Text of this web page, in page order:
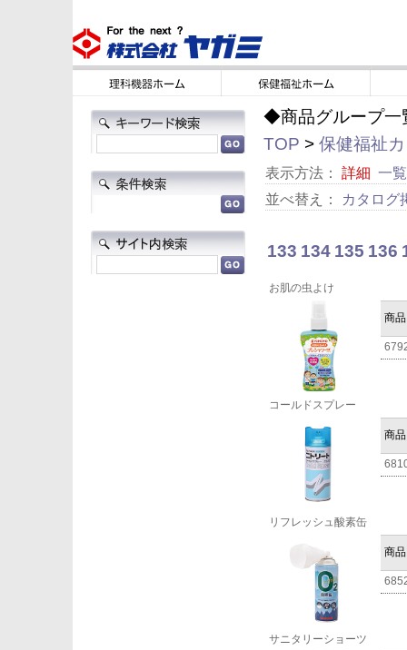
◆商品グループ一
TOP > 保健福祉
表示方法： 詳細 一覧
並べ替え：
カタログ
133 134 135 136
お肌の虫よけ
商
コールドスプレー
商
リフレッシュ酸素缶
商
サニタリーショーツ